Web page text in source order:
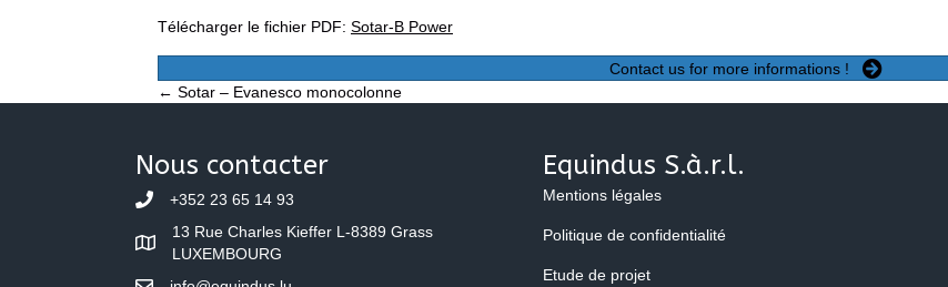
Télécharger le fichier PDF: Sotar-B Power
Contact us for more informations !
Posts
navigation
← Sotar – Evanesco monocolonne
Nous contacter
+352 23 65 14 93
13 Rue Charles Kieffer L-8389 Grass
LUXEMBOURG
Equindus S.à.r.l.
Mentions légales
Politique de confidentialité
Etude de projet